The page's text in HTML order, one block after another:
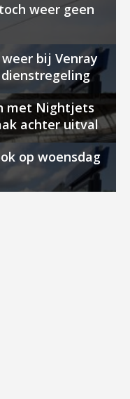
weer geen
bij Venray
met Nightjets
achter uitval
op woensdag